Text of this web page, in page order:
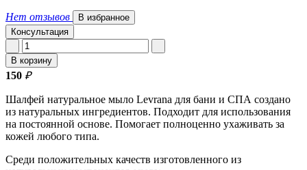
Нет отзывов
В избранное
Консультация
В корзину
150 ₽
Шалфей натуральное мыло Levrana для бани и СПА создано
из натуральных ингредиентов. Подходит для использования
на постоянной основе. Помогает полноценно ухаживать за
кожей любого типа.
Среди положительных качеств изготовленного из